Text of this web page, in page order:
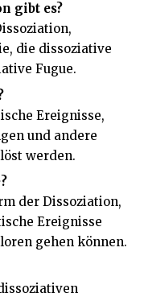
gibt es?
die dissoziative
Fugue.
Ereignisse,
und andere
werden.
der Dissoziation,
Ereignisse
gehen können.